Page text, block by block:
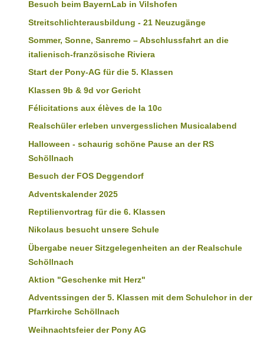
Besuch beim BayernLab in Vilshofen
Streitschlichterausbildung - 21 Neuzugänge
Sommer, Sonne, Sanremo – Abschlussfahrt an die
italienisch-französische Riviera
Start der Pony-AG für die 5. Klassen
Klassen 9b & 9d vor Gericht
Félicitations aux élèves de la 10c
Realschüler erleben unvergesslichen Musicalabend
Halloween - schaurig schöne Pause an der RS
Schöllnach
Besuch der FOS Deggendorf
Adventskalender 2025
Reptilienvortrag für die 6. Klassen
Nikolaus besucht unsere Schule
Übergabe neuer Sitzgelegenheiten an der Realschule
Schöllnach
Aktion "Geschenke mit Herz"
Adventssingen der 5. Klassen mit dem Schulchor in der
Pfarrkirche Schöllnach
Weihnachtsfeier der Pony AG